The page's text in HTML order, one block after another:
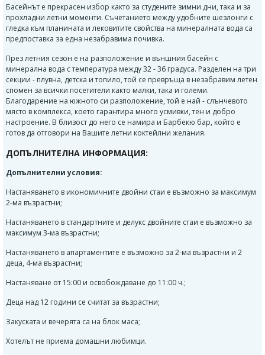
Басейнът е прекрасен избор както за студените зимни дни, така и за
прохладни летни моменти. Съчетанието между удобните шезлонги с
гледка към планината и лековитите свойства на минералната вода са
предпоставка за една незабравима почивка.
През летния сезон е на разположение и външния басейн с
минерална вода с температура между 32 - 36 градуса. Разделен на три
секции - плувна, детска и топило, той се превръща в незабравим летен
спомен за всички посетители както малки, така и големи.
Благодарение на южното си разположение, той е най - слънчевото
място в комплекса, което гарантира много усмивки, тен и добро
настроение. В близост до него се намира и Барбекю бар, който е
готов да отговори на Вашите летни коктейлни желания.
ДОПЪЛНИТЕЛНА ИНФОРМАЦИЯ:
Допълнителни условия:
Настаняването в икономичните двойни стаи е възможно за максимум
2-ма възрастни;
Настаняването в стандартните и делукс двойните стаи е възможно за
максимум 3-ма възрастни;
Настаняването в апартаментите е възможно за 2-ма възрастни и 2
деца, 4-ма възрастни;
Настаняване от 15:00 и освобождаване до 11:00 ч.;
Деца над 12 години се считат за възрастни;
Закуската и вечерята са на блок маса;
Хотелът не приема домашни любимци.